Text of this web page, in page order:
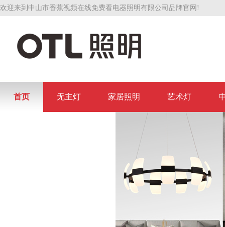
欢迎来到中山市香蕉视频在线免费看电器照明有限公司品牌官网!
首页 无主灯 家居照明 艺术灯